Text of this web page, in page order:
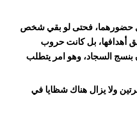
حضورهما، فحتى لو بقي شخص
أهدافها، بل كانت حروب
بنسج السجاد، وهو امر يتطلب
تعرض للإصابة مرتين ولا يزال هناك شظايا في